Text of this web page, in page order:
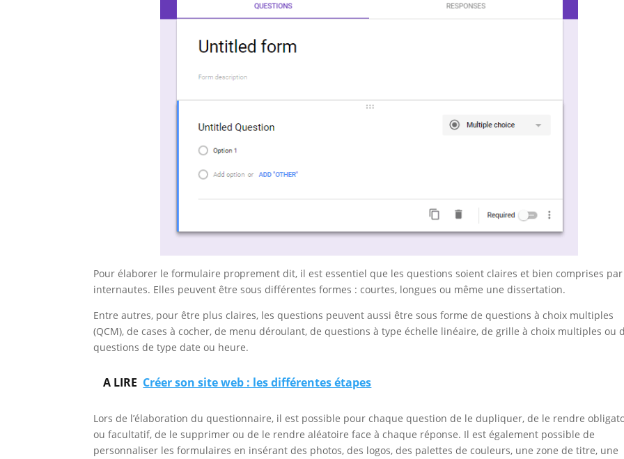
Pour élaborer le formulaire proprement dit, il est essentiel que les questions soient claires et bien comprises
internautes. Elles peuvent être sous différentes formes : courtes, longues ou même une dissertation.
Entre autres, pour être plus claires, les questions peuvent aussi être sous forme de questions à choix multiples
(QCM), de cases à cocher, de menu déroulant, de questions à type échelle linéaire, de grille à choix multiples ou
questions de type date ou heure.
A LIRE Créer son site web : les différentes étapes
Lors de l’élaboration du questionnaire, il est possible pour chaque question de le dupliquer, de le rendre
ou facultatif, de le supprimer ou de le rendre aléatoire face à chaque réponse. Il est également possible de
personnaliser les formulaires en insérant des photos, des logos, des palettes de couleurs, une zone de titre, une